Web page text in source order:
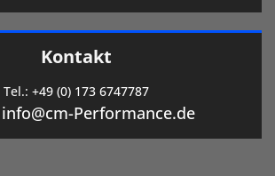
Kontakt
Tel.: +49 (0) 173 6747787
info@cm-Performance.de